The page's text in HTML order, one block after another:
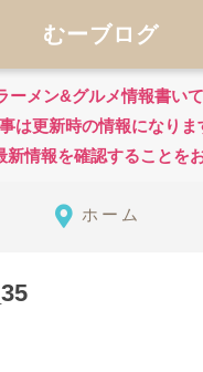
むーブログ
ーメン&グルメ情報書い
は更新時の情報になりま
情報を確認することを
ホーム